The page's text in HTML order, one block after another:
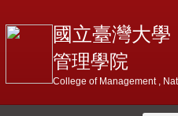
國立臺灣大學
管理學院
College of Management ,